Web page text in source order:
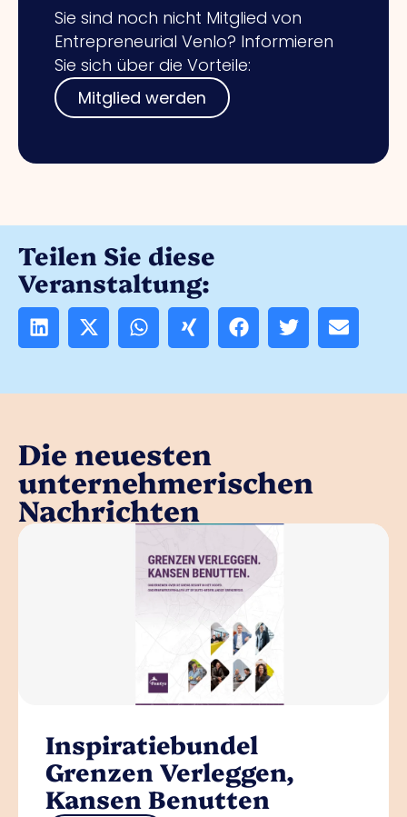
Sie sind noch nicht Mitglied von
Entrepreneurial Venlo? Informieren
Sie sich über die Vorteile:
Mitglied werden
Teilen Sie diese
Veranstaltung:
Die neuesten
unternehmerischen
Nachrichten
Inspiratiebundel
Grenzen Verleggen,
Kansen Benutten